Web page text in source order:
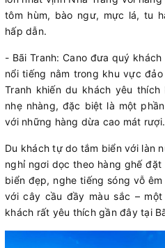
tôm hùm, bào ngư, mực lá, tu
hấp dẫn.
- Bãi Tranh: Cano đưa quý
nổi tiếng nằm trong khu vực
Tranh khiến du khách yêu
nhẹ nhàng, đặc biệt là một
với những hàng dừa cao mát rượi.
Du khách tự do tắm biển với làn
nghỉ ngơi dọc theo hàng ghế
biển đẹp, nghe tiếng sóng vỗ
với cây cầu đầy màu sắc –
khách rất yêu thích gần đây tại